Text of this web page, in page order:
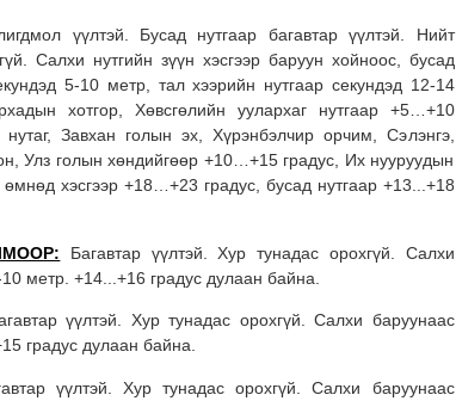
үүлтэй. Бусад нутгаар багавтар үүлтэй. Нийт
Салхи нутгийн зүүн хэсгээр баруун хойноос, бусад
5-10 метр, тал хээрийн нутгаар секундэд 12-14
хотгор, Хөвсгөлийн уулархаг нутгаар +5…+10
нутаг, Завхан голын эх, Хүрэнбэлчир орчим, Сэлэнгэ,
Улз голын хөндийгөөр +10…+15 градус, Их нууруудын
өмнөд хэсгээр +18…+23 градус, бусад нутгаар +13...+18
Багавтар үүлтэй. Хур тунадас орохгүй. Салхи
метр. +14...+16 градус дулаан байна.
үүлтэй. Хур тунадас орохгүй. Салхи баруунаас
градус дулаан байна.
үүлтэй. Хур тунадас орохгүй. Салхи баруунаас